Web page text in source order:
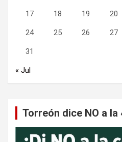
17 18 19 20
24 25 26 27
31
« Jul
Torreón dice NO a la